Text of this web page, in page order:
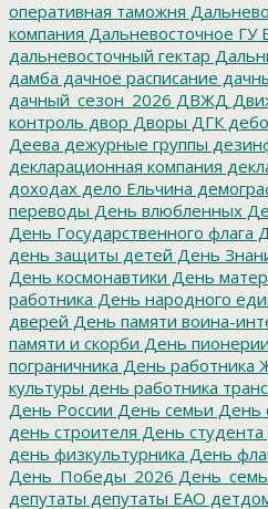
оперативная таможня
компания Дальневосточное ГУ
дальневосточный гектар
дамба дачное расписание
дачный_сезон_2026 ДВЖД
контроль двор Дворы ДГК
Деева дежурные группы
декларационная компания
доходах дело Ельчина
переводы День влюбленных
День Государственного флага
день защиты детей День
День космонавтики День
работника День народного
дверей День памяти воина-
памяти и скорби День пионерии
пограничника День работника
культуры день работника
День России День семьи День
день строителя День студента
день физкультурника День
День_Победы_2026
депутаты депутаты ЕАО